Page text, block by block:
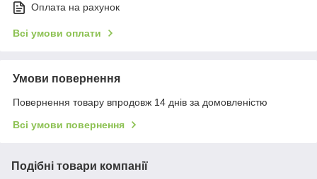
Оплата на рахунок
Всі умови оплати
Умови повернення
Повернення товару впродовж 14 днів за домовленістю
Всі умови повернення
Подібні товари компанії